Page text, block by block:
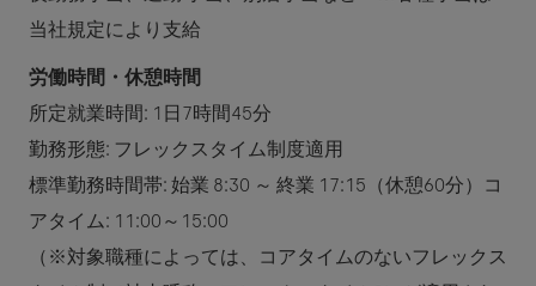
当社規定により支給
労働時間・休憩時間
所定就業時間: 1日7時間45分
勤務形態: フレックスタイム制度適用
標準勤務時間帯: 始業 8:30 ～ 終業 17:15（休憩60分）コ
アタイム: 11:00～15:00
（※対象職種によっては、コアタイムのないフレックス